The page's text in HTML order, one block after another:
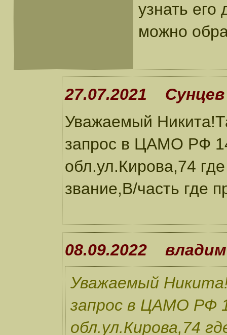
узнать
можно
27.07.2021 Сунцев
Уважаемый
запрос в ЦАМО РФ
обл.ул.Кирова,74
звание,В/часть где
08.09.2022
Уважаемый
запрос в ЦАМО РФ
обл.ул.Кирова,74